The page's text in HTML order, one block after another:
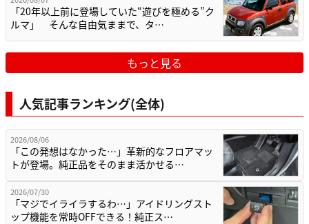
「20年以上前に登場していた“遊びを極める”ク
ルマ」 そんな自由気ままで、タ…
もっと見る
人気記事ランキング(全体)
2026/08/06
「この発想はなかった…」革新的なフロアマッ
トが登場。純正品をそのまま活かせる…
2026/07/30
「マジでイライラするわ…」アイドリングスト
ップ機能を常時OFFできる！純正ス…